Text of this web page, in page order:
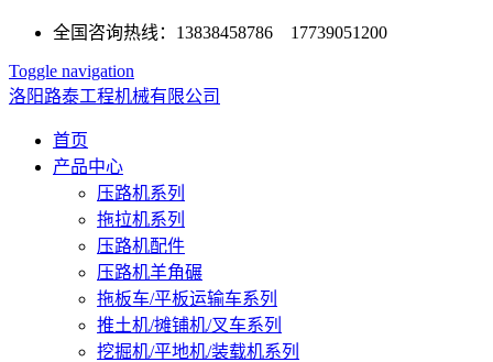
全国咨询热线：13838458786 17739051200
Toggle navigation
洛阳路泰工程机械有限公司
首页
产品中心
压路机系列
拖拉机系列
压路机配件
压路机羊角碾
拖板车/平板运输车系列
推土机/摊铺机/叉车系列
挖掘机/平地机/装载机系列